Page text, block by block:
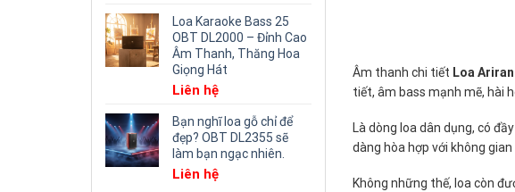
Loa Karaoke Bass 25
OBT DL2000 – Đỉnh Cao
Âm Thanh, Thăng Hoa
Giọng Hát
Liên hệ
Bạn nghĩ loa gỗ chỉ để
đẹp? OBT DL2355 sẽ
làm bạn ngạc nhiên.
Liên hệ
Âm thanh chi tiết Loa
tiết, âm bass mạnh mẽ, hài
Là dòng loa dân dụng, có đầy
dàng hòa hợp với không
Không những thế, loa còn